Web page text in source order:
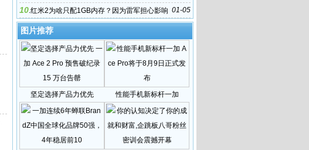
01-05
10.红米2为啥只配1GB内存？因为雷军担心影响
米4销量
图片推荐
坚定选择产品力优先 性能手机新标杆一加